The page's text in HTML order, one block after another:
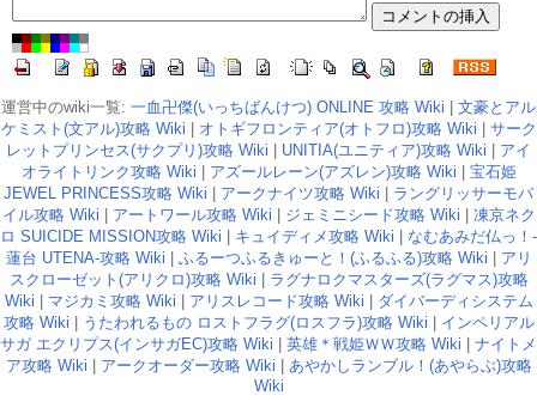
運営中のwiki一覧: 一血卍傑(いっちばんけつ) ONLINE 攻略 Wiki | 文豪とアル
ケミスト(文アル)攻略 Wiki | オトギフロンティア(オトフロ)攻略 Wiki | サーク
レットプリンセス(サクプリ)攻略 Wiki | UNITIA(ユニティア)攻略 Wiki | アイ
オライトリンク攻略 Wiki | アズールレーン(アズレン)攻略 Wiki | 宝石姫
JEWEL PRINCESS攻略 Wiki | アークナイツ攻略 Wiki | ラングリッサーモバ
イル攻略 Wiki | アートワール攻略 Wiki | ジェミニシード攻略 Wiki | 凍京ネク
ロ SUICIDE MISSION攻略 Wiki | キュイディメ攻略 Wiki | なむあみだ仏っ！-
蓮台 UTENA-攻略 Wiki | ふるーつふるきゅーと！(ふるふる)攻略 Wiki | アリ
スクローゼット(アリクロ)攻略 Wiki | ラグナロクマスターズ(ラグマス)攻略
Wiki | マジカミ攻略 Wiki | アリスレコード攻略 Wiki | ダイバーディシステム
攻略 Wiki | うたわれるもの ロストフラグ(ロスフラ)攻略 Wiki | インペリアル
サガ エクリプス(インサガEC)攻略 Wiki | 英雄＊戦姫ＷＷ攻略 Wiki | ナイトメ
ア攻略 Wiki | アークオーダー攻略 Wiki | あやかしランブル！(あやらぶ)攻略
Wiki